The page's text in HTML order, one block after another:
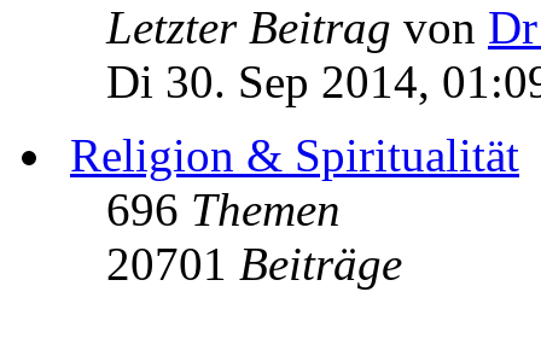
Letzter Beitrag von
Di 30. Sep 2014,
Religion & Spiritualität
696 Themen
20701 Beiträge